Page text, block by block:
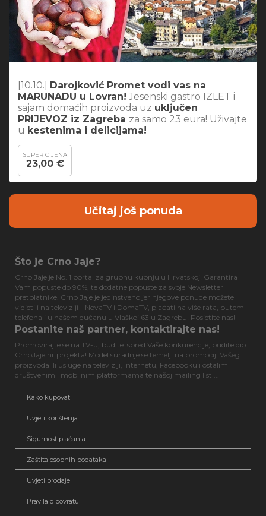
[10.10.]
Darojković Promet vodi vas na
MARUNADU u Lovran! Jesenski gastro IZLET i
sajam domaćih proizvoda uz uključen
PRIJEVOZ iz Zagreba za samo 23 eura! Uživajte
u kestenima i delicijama!
SUPER CIJENA
23,00 €
Učitaj još ponuda
Što je Crno Jaje?
Crno Jaje je No. 1 portal za grupnu kupnju u Hrvatskoj! Garantira
Vam popuste do 90%, te dodatne popuste za svoje Newsletter
pretplatnike. Crno Jaje je jedinstveno jer njegove ponude možete
vidjeti i na televiziji - NovaTV i DomaTV, plaćati na više rata, putem
telefona i u našem dućanu u Vlaškoj 63 u Zagrebu! Posjetite nas!
Postanite naš partner, kontaktirajte nas!
Promovirajte se na TV-u, budite ispred Vaše konkurencije, budite dio
CrnoJaje.hr projekta! Model suradnje se temelji na promociji Vašeg
proizvoda ili usluge na televiziji, internetu, Facebooku i ostalim
društvenim i mobilnim platformama te našoj mailing listi...
Kako kupovati
Uvjeti korištenja
Sigurnost plaćanja
Zaštita osobnih podataka
Uvjeti prodaje
Pravila o povratu